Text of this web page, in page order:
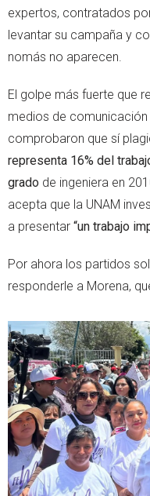
expertos, contratados
levantar su campaña y
nomás no aparecen.
El golpe más fuerte que
medios de
comprobaron que sí
representa 16% del
grado de ingeniera en
acepta que la UNAM
a presentar “un trabajo
Por ahora los partidos
responderle a Morena,